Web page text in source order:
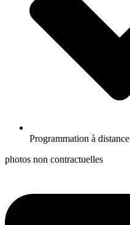
Programmation à distance
photos non contractuelles